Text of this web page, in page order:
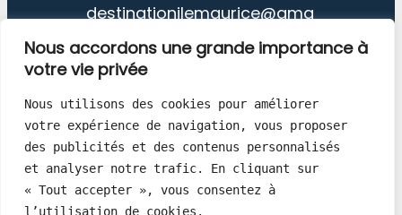
Nous accordons une grande importance à
votre vie privée
Nous utilisons des cookies pour améliorer
votre expérience de navigation, vous proposer
des publicités et des contenus personnalisés
et analyser notre trafic. En cliquant sur
« Tout accepter », vous consentez à
l’utilisation de cookies.
destinationilemaurice@gma
il.com
Destination Ile Maurice © Copyright
1998 – 2026